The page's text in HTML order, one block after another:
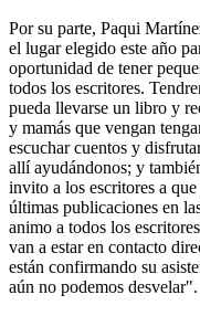
Por su parte, Paqui
el lugar elegido este año
oportunidad de tener
todos los escritores.
pueda llevarse un libro y
y mamás que vengan
escuchar cuentos y
allí ayudándonos; y
invito a los escritores a
últimas publicaciones en
animo a todos los
van a estar en contacto
están confirmando su
aún no podemos desvelar".